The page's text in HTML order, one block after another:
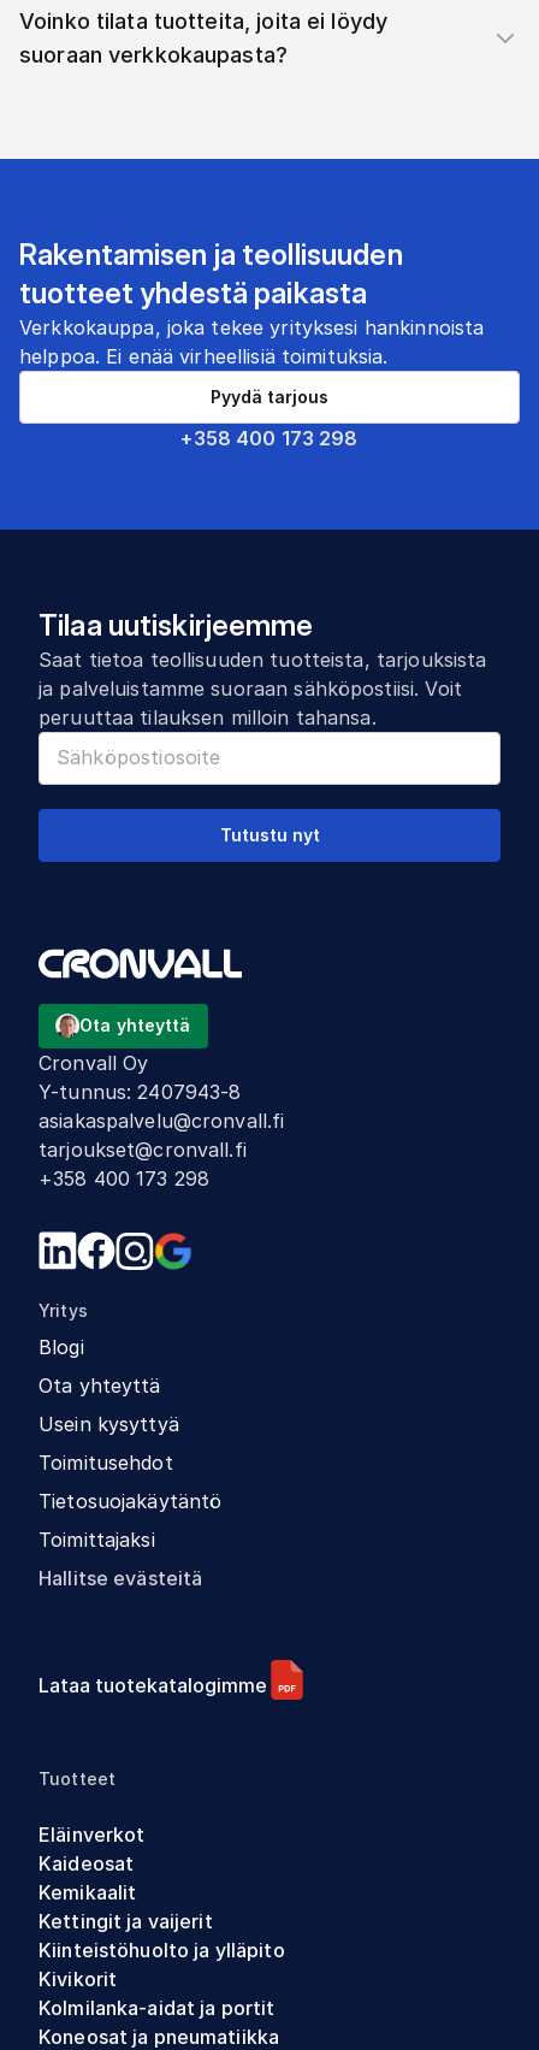
Voinko tilata tuotteita, joita ei löydy
suoraan verkkokaupasta?
Rakentamisen ja teollisuuden
tuotteet yhdestä paikasta
Verkkokauppa, joka tekee yrityksesi hankinnoista
helppoa. Ei enää virheellisiä toimituksia.
+358 400 173 298
Pyydä tarjous
Tilaa uutiskirjeemme
Saat tietoa teollisuuden tuotteista, tarjouksista
ja palveluistamme suoraan sähköpostiisi. Voit
peruuttaa tilauksen milloin tahansa.
Tutustu nyt
Ota yhteyttä
Cronvall Oy
Y-tunnus:2407943-8
asiakaspalvelu@cronvall.fi
tarjoukset@cronvall.fi
+358 400 173 298
Yritys
Blogi
Ota yhteyttä
Usein kysyttyä
Toimitusehdot
Tietosuojakäytäntö
Toimittajaksi
Hallitse evästeitä
Lataa tuotekatalogimme
Tuotteet
Eläinverkot
Kaideosat
Kemikaalit
Kettingit ja vaijerit
Kiinteistöhuolto ja ylläpito
Kivikorit
Kolmilanka-aidat ja portit
Koneosat ja pneumatiikka